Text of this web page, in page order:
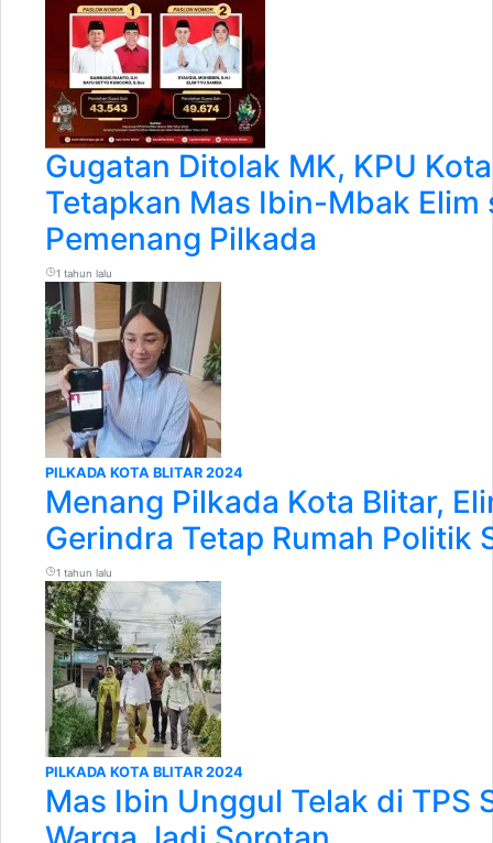
Gugatan Ditolak MK, KPU
Tetapkan Mas Ibin-Mbak Elim
Pemenang Pilkada
1 tahun lalu
PILKADA KOTA BLITAR 2024
Menang Pilkada Kota Blitar,
Gerindra Tetap Rumah Politik
1 tahun lalu
PILKADA KOTA BLITAR 2024
Mas Ibin Unggul Telak di TPS